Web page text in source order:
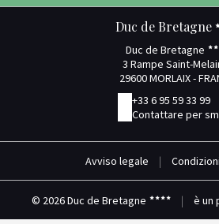
Duc de Bretagne
Duc de Bretagne
3 Rampe Saint-
29600 MORLAIX -
+33 6 95 59 33 99
Contattare per
Avviso legale |
© 2026 Duc de Bretagne | è un